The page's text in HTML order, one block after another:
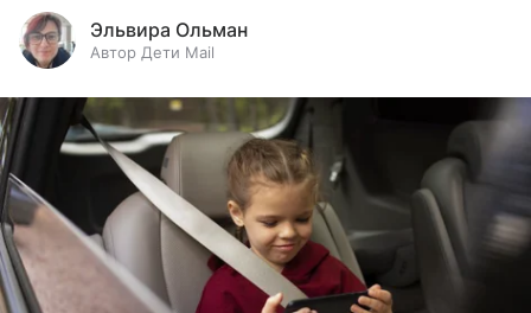
Эльвира Ольман
Автор Дети Mail